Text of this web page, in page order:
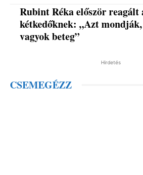
Rubint Réka először reagált
kétkedőknek: „Azt
vagyok beteg”
Hirdetés
CSEMEGÉZZ